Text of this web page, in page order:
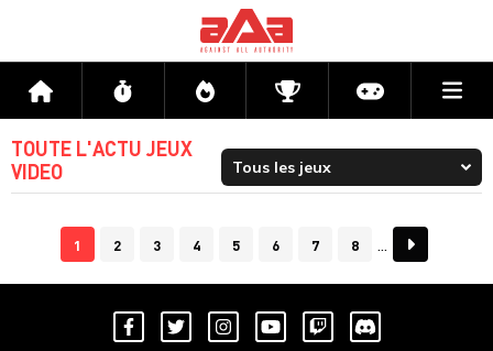
Accueil Flux Directs CompétitionsActu jeux
TOUTE L'ACTU JEUX
VIDEO
1 2 3 4 5 6 7 8